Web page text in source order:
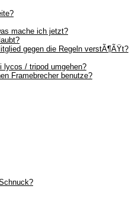
mache ich jetzt?
gegen die Regeln verstÃ¶ÃŸt?
lycos / tripod umgehen?
Framebrecher benutze?